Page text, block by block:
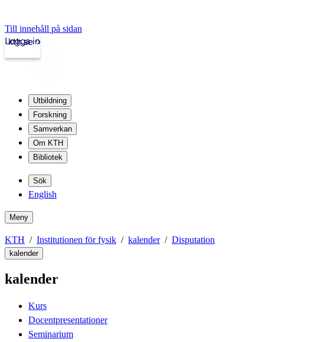
Till innehåll på sidan
kth.se
Logga in
Utbildning
Forskning
Samverkan
Om KTH
Bibliotek
Sök
English
Meny
KTH Institutionen för fysik kalender Disputation
kalender
kalender
Kurs
Docentpresentationer
Seminarium